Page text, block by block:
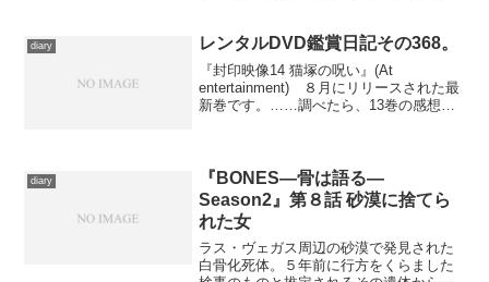
父が特殊スーツにより史上最少のヒーロ
ーに変貌する『アン...
diary レンタルDVD鑑賞日記その368。
『封印映像14 猫塚の呪い』(At
entertainment) ８月にリリースされた最
新巻です。……調べたら、13巻の感想書
ら、ある...
diary
『BONES―骨は語る―
Season2』第８話 砂漠に捨てら
れた女
ラス・ヴェガス周辺の砂漠で発見された
白骨化死体。５年前に行方をくらました